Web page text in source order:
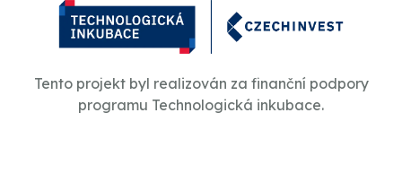
Tento projekt byl realizován za finanční podpory
programu Technologická inkubace.